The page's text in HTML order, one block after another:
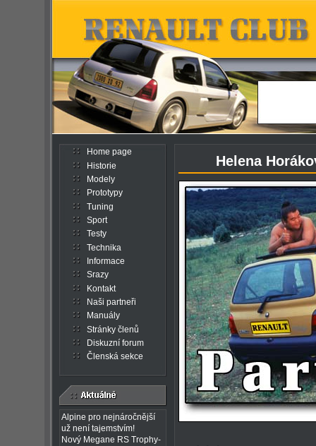
Home page
Historie
Modely
Prototypy
Tuning
Sport
Testy
Technika
Informace
Srazy
Kontakt
Naši partneři
Manuály
Stránky členů
Diskuzní forum
Členská sekce
Alpine pro nejnáročnější
už není tajemstvím!
Nový Megane RS Trophy-
Helena